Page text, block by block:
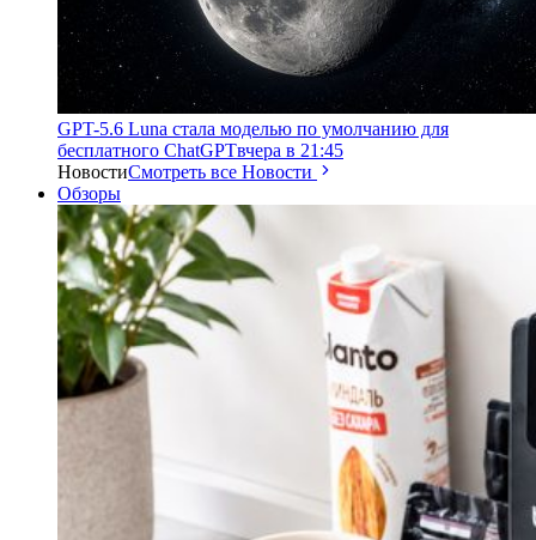
GPT-5.6 Luna стала моделью по умолчанию для
бесплатного ChatGPTвчера в 21:45
НовостиСмотреть все Новости
Обзоры